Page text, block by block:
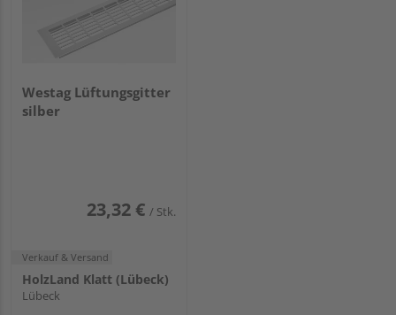
Westag Lüftungsgitter
silber
23,32 € / Stk.
Verkauf & Versand
HolzLand Klatt (Lübeck)
Lübeck